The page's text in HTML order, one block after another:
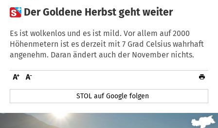
 Der Goldene Herbst geht weiter
Es ist wolkenlos und es ist mild. Vor allem auf 2000
Höhenmetern ist es derzeit mit 7 Grad Celsius wahrhaft
angenehm. Daran ändert auch der November nichts.
STOL auf Google folgen